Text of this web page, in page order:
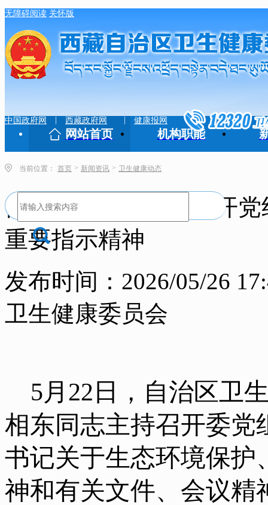
无障碍阅读 关怀版
中国政府网 西藏政府网 健康报网
网站首页 机构职能
当前位置： 首页 > 新闻资讯 > 卫生健康动态
自治区卫生健康委召开
重要指示精神
发布时间：2026/05/26
卫生健康委员会
5月22日，自治区卫
相东同志主持召开委党
书记关于生态环境保护
神和有关文件、会议精